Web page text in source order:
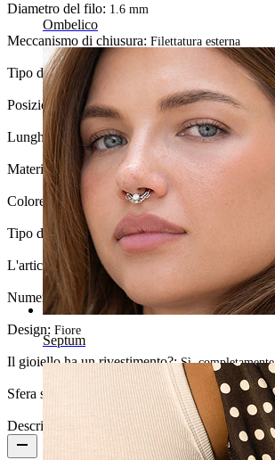
Ombelico
Septum
Diametro del filo: 1.6 mm
Meccanismo di chiusura: Filettatura esterna
Tipo di gioiello:Barbell
Posizione: Ombelico
Lunghezza:10 mm
Materiale: Acciaio chirurgico / Ottone
Colore della pietra: Trasparente
Tipo di pietra:Zirconia cubica
L'articolo è incollato?:Sì
Numero di pezzi:
Design: Fiore
Il gioiello ha un rivestimento?:Sì, completamente
Sfera superiore: 5 mm
Descrizione